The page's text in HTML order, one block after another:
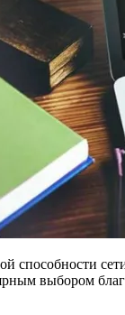
способности
выбором